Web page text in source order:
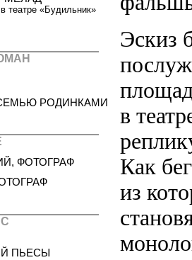
Эскиз
в
Как
из
театре «Будильник»
РОДИНКАМИ
ФОТОГРАФ
ПЬЕСЫ